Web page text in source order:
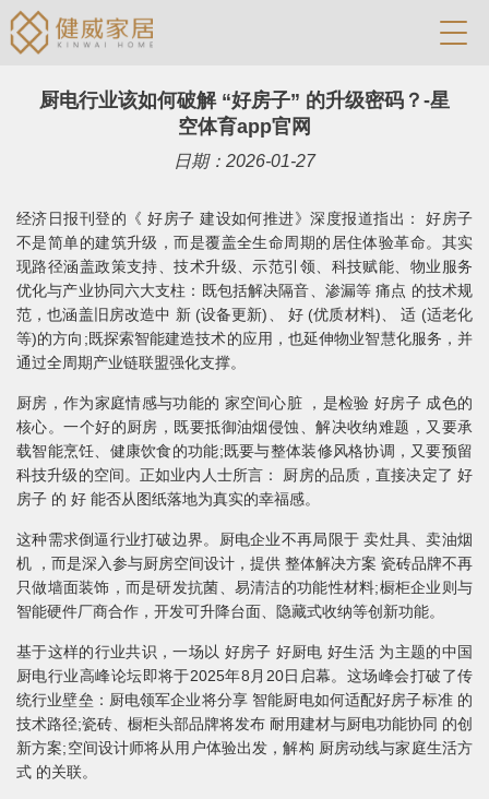
厨电行业该如何破解 “好房子” 的升级密码？-星
空体育app官网
日期：2026-01-27
经济日报刊登的《 好房子 建设如何推进》深度报道指出： 好房子
不是简单的建筑升级，而是覆盖全生命周期的居住体验革命。其实
现路径涵盖政策支持、技术升级、示范引领、科技赋能、物业服务
优化与产业协同六大支柱：既包括解决隔音、渗漏等 痛点 的技术规
范，也涵盖旧房改造中 新 (设备更新)、 好 (优质材料)、 适 (适老化
等)的方向;既探索智能建造技术的应用，也延伸物业智慧化服务，并
通过全周期产业链联盟强化支撑。
厨房，作为家庭情感与功能的 家空间心脏 ，是检验 好房子 成色的
核心。一个好的厨房，既要抵御油烟侵蚀、解决收纳难题，又要承
载智能烹饪、健康饮食的功能;既要与整体装修风格协调，又要预留
科技升级的空间。正如业内人士所言： 厨房的品质，直接决定了 好
房子 的 好 能否从图纸落地为真实的幸福感。
这种需求倒逼行业打破边界。厨电企业不再局限于 卖灶具、卖油烟
机 ，而是深入参与厨房空间设计，提供 整体解决方案 瓷砖品牌不再
只做墙面装饰，而是研发抗菌、易清洁的功能性材料;橱柜企业则与
智能硬件厂商合作，开发可升降台面、隐藏式收纳等创新功能。
基于这样的行业共识，一场以 好房子 好厨电 好生活 为主题的中国
厨电行业高峰论坛即将于2025年8月20日启幕。这场峰会打破了传
统行业壁垒：厨电领军企业将分享 智能厨电如何适配好房子标准 的
技术路径;瓷砖、橱柜头部品牌将发布 耐用建材与厨电功能协同 的创
新方案;空间设计师将从用户体验出发，解构 厨房动线与家庭生活方
式 的关联。